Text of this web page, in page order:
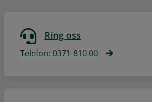
Ring oss
Telefon: 0371-810 00